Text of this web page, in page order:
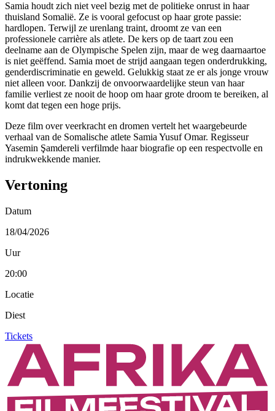
Samia houdt zich niet veel bezig met de politieke onrust in haar
thuisland Somalië. Ze is vooral gefocust op haar grote passie:
hardlopen. Terwijl ze urenlang traint, droomt ze van een
professionele carrière als atlete. De kers op de taart zou een
deelname aan de Olympische Spelen zijn, maar de weg daarnaartoe
is niet geëffend. Samia moet de strijd aangaan tegen onderdrukking,
genderdiscriminatie en geweld. Gelukkig staat ze er als jonge vrouw
niet alleen voor. Dankzij de onvoorwaardelijke steun van haar
familie verliest ze nooit de hoop om haar grote droom te bereiken, al
komt dat tegen een hoge prijs.
Deze film over veerkracht en dromen vertelt het waargebeurde
verhaal van de Somalische atlete Samia Yusuf Omar. Regisseur
Yasemin Şamdereli verfilmde haar biografie op een respectvolle en
indrukwekkende manier.
Vertoning
Datum
18/04/2026
Uur
20:00
Locatie
Diest
Tickets